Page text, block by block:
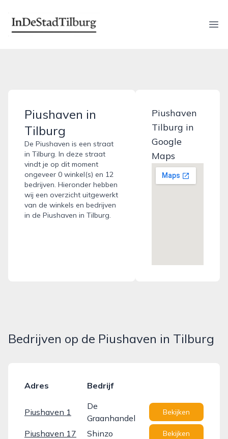
indestadtilburg.nl
Piushaven in
Tilburg
De Piushaven is een straat
in Tilburg. In deze straat
vindt je op dit moment
ongeveer 0 winkel(s) en 12
bedrijven. Hieronder hebben
wij een overzicht uitgewerkt
van de winkels en bedrijven
in de Piushaven in Tilburg.
Piushaven
Tilburg in
Google
Maps
Bedrijven op de Piushaven in Tilburg
Adres Bedrijf
Piushaven 1
De
Graanhandel
Bekijken
Piushaven 17 Shinzo Bekijken